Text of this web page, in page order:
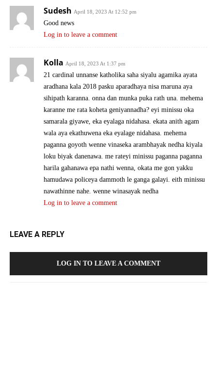
Sudesh April 18, 2023 At 12:52 pm
Good news
Log in to leave a comment
Kolla April 18, 2023 At 1:37 pm
21 cardinal unnanse katholika saha siyalu agamika ayata
aradhana kala 2018 pasku aparadhaya nisa maruna aya
sihipath karanna. onna dan munka puka rath una. mehema
karanne me rata koheta geniyannadha? eyi minissu oka
samarala giyawe, eka eyalaga nidahasa. ekata anith agam
wala aya ekathuwena eka eyalage nidahasa. mehema
paganna goyoth wenne vinaseka arambhayak nedha kiyala
loku biyak danenawa. me rateyi minissu paganna paganna
harila gahanawa epa nathi wenna, okata me gon yakku
hamudawa policeya dammoth le ganga galayi. eith minissu
nawathinne nahe. wenne winasayak nedha
Log in to leave a comment
LEAVE A REPLY
LOG IN TO LEAVE A COMMENT